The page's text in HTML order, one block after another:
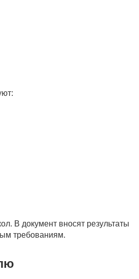
В документ вносят результаты
требованиям.